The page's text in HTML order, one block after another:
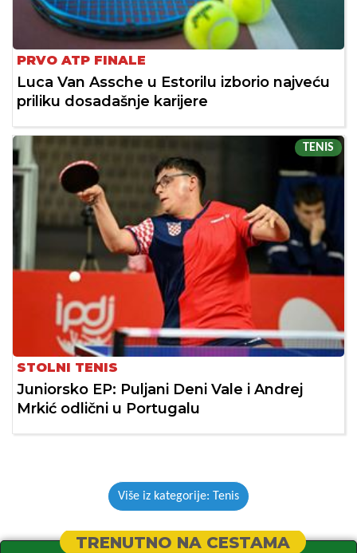
PRVO ATP FINALE
Luca Van Assche u Estorilu izborio najveću
priliku dosadašnje karijere
TENIS
STOLNI TENIS
Juniorsko EP: Puljani Deni Vale i Andrej
Mrkić odlični u Portugalu
Više iz kategorije: Tenis
TRENUTNO NA CESTAMA